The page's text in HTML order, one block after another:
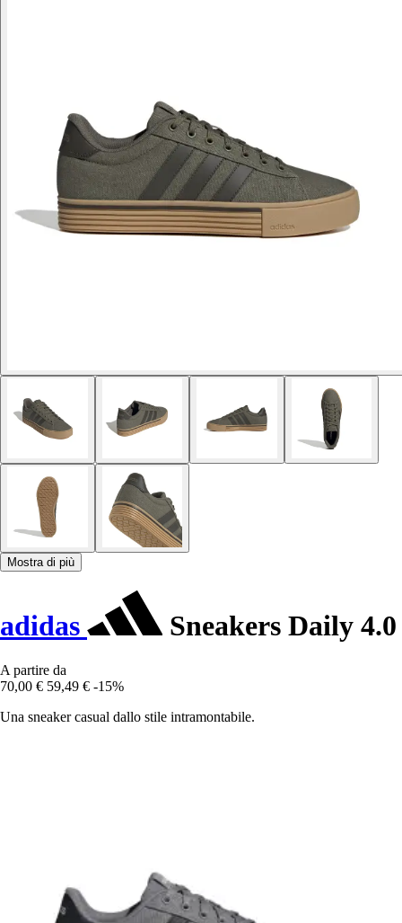
Mostra di più
adidas Sneakers Daily 4.0
A partire da
70,00 € 59,49 € -15%
Una sneaker casual dallo stile intramontabile.